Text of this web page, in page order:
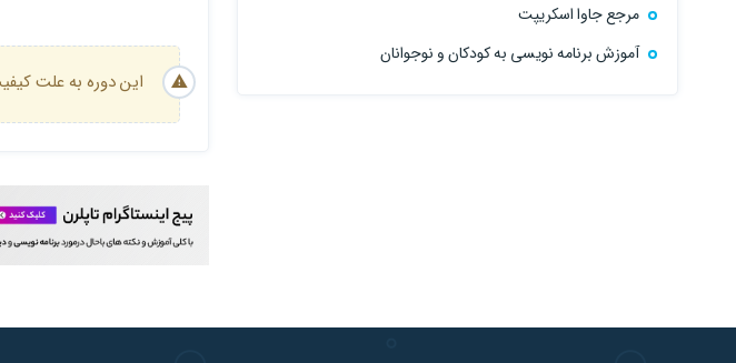
ساخت User در Kerio Control
فراخوانی User ها از اکتیودایرکتوری در Kerio Control
این دوره به علت
مرجع جاوا اسکریپت
آموزش برنامه نویسی به کودکان و نوجوانان